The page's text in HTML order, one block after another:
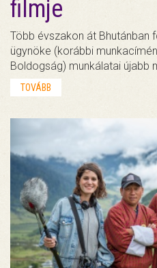
filmje
Több évszakon át Bhutánban
ügynöke (korábbi
Boldogság) munkálatai újabb
TOVÁBB